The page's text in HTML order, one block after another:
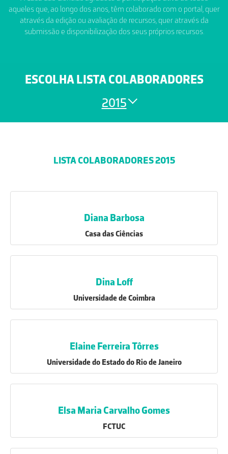
aqueles que, ao longo dos anos, têm colaborado com o portal, quer
através da edição ou avaliação de recursos, quer através da
submissão e disponibilização dos seus próprios recursos.
ESCOLHA LISTA COLABORADORES
2015
LISTA COLABORADORES 2015
Diana Barbosa
Casa das Ciências
Dina Loff
Universidade de Coimbra
Elaine Ferreira Tôrres
Universidade do Estado do Rio de Janeiro
Elsa Maria Carvalho Gomes
FCTUC